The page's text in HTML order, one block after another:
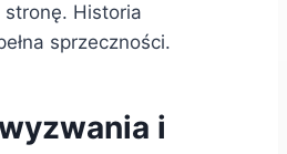
Historia
sprzeczności.
i